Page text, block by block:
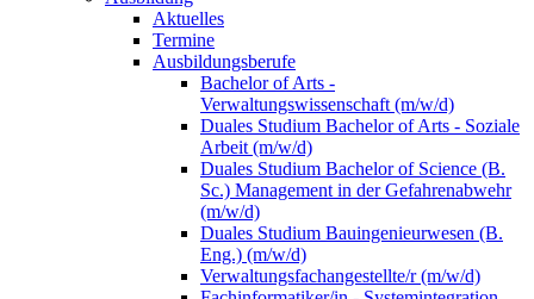
Aktuelles
Termine
Ausbildungsberufe
Bachelor of Arts -
Verwaltungswissenschaft (m/w/d)
Duales Studium Bachelor of Arts - Soziale
Arbeit (m/w/d)
Duales Studium Bachelor of Science (B.
Sc.) Management in der Gefahrenabwehr
(m/w/d)
Duales Studium Bauingenieurwesen (B.
Eng.) (m/w/d)
Verwaltungsfachangestellte/r (m/w/d)